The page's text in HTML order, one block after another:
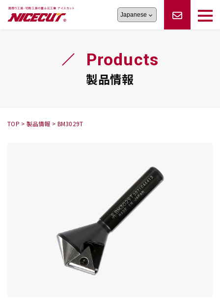
旋盤工具シリーズ
シリーズ
オーダー品依頼
フェイス・ショルダーシリーズかんたんオーダー
トラブルシューティング
ロックピンの逆ジメに注意
Products
製品情報
TOP > 製品情報 > BM3029T